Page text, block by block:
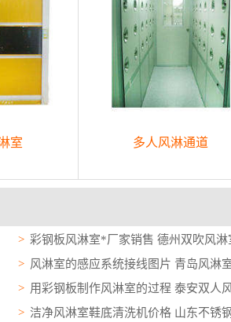
室 多人风淋通道
彩钢板风淋室*厂家销售 德州双吹风淋
风淋室的感应系统接线图片 青岛风淋
用彩钢板制作风淋室的过程 泰安双人
洁净风淋室鞋底清洗机价格 山东不锈